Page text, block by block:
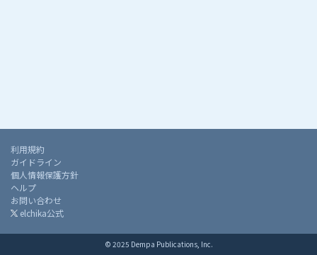
利用規約
ガイドライン
個人情報保護方針
ヘルプ
お問い合わせ
elchika公式
© 2025 Dempa Publications, Inc.